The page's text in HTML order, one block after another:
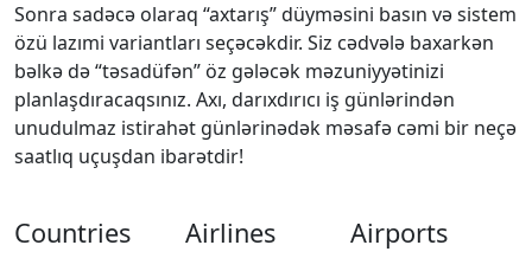
Sonra sadəcə olaraq “axtarış” düyməsini basın və sistem
özü lazımi variantları seçəcəkdir. Siz cədvələ baxarkən
bəlkə də “təsadüfən” öz gələcək məzuniyyətinizi
planlaşdıracaqsınız. Axı, darıxdırıcı iş günlərindən
unudulmaz istirahət günlərinədək məsafə cəmi bir neçə
saatlıq uçuşdan ibarətdir!
Countries Airlines Airports